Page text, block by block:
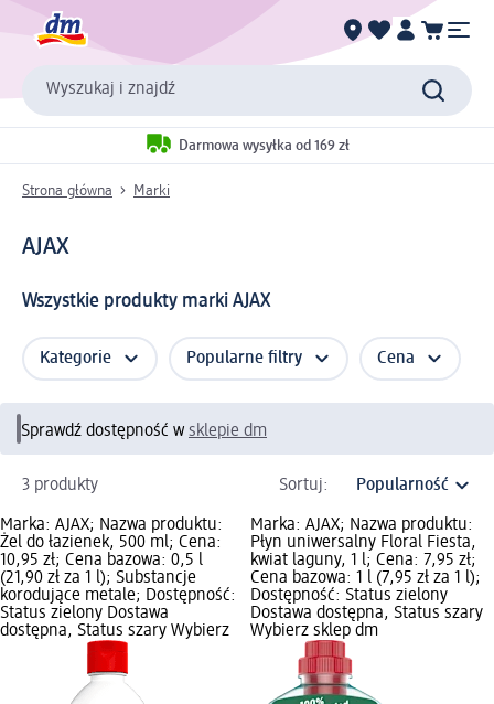
Wyszukaj i znajdź
Darmowa wysyłka od 169 zł
Strona główna Marki
AJAX
Wszystkie produkty marki AJAX
Kategorie Popularne filtry Cena
Sprawdź dostępność w sklepie dm
3 produkty Sortuj:
Marka: AJAX; Nazwa produktu:
Żel do łazienek, 500 ml; Cena:
10,95 zł; Cena bazowa: 0,5 l
(21,90 zł za 1 l); Substancje
korodujące metale; Dostępność:
Status zielony Dostawa
dostępna, Status szary Wybierz
Marka: AJAX; Nazwa produktu:
Płyn uniwersalny Floral Fiesta,
kwiat laguny, 1 l; Cena: 7,95 zł;
Cena bazowa: 1 l (7,95 zł za 1 l);
Dostępność: Status zielony
Dostawa dostępna, Status szary
Wybierz sklep dm